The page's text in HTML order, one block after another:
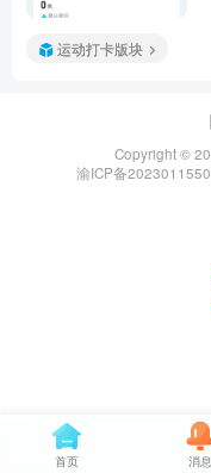
运动打卡版块
Copyright ©
渝ICP备
首页 消息